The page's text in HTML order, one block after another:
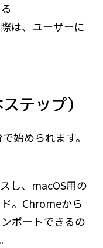
は、ユーザーに
テップ）
始められます。
し、macOS用の
。Chromeから
ポートできるの